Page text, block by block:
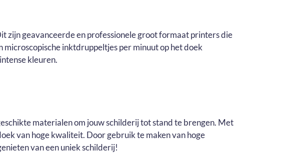
zijn geavanceerde en professionele groot formaat printers die
inktdruppeltjes per minuut op het doek
kleuren.
materialen om jouw schilderij tot stand te brengen. Met
van hoge kwaliteit. Door gebruik te maken van hoge
van een uniek schilderij!